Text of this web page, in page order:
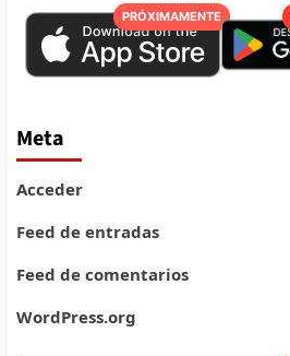
PRÓXIMAMENTE
Meta
Acceder
Feed de entradas
Feed de comentarios
WordPress.org